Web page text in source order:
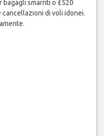
bagagli smarriti o £520
di voli idonei.